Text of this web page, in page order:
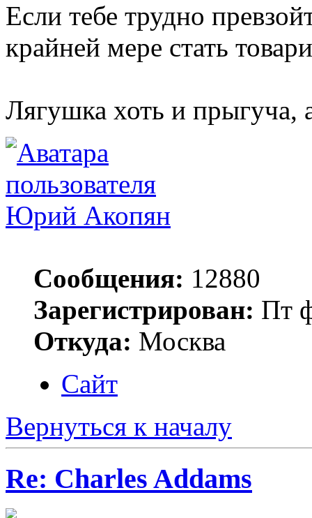
Если тебе трудно
крайней мере стать
Лягушка хоть и прыгуча,
Юрий Акопян
Сообщения: 12880
Зарегистрирован: Пт
Откуда: Москва
Сайт
Вернуться к началу
Re: Charles Addams